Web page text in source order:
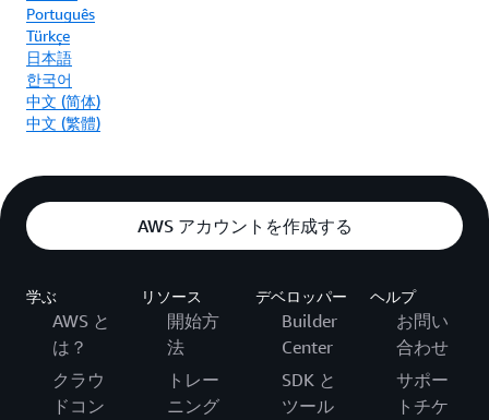
Português
Türkçe
日本語
한국어
中文 (简体)
中文 (繁體)
AWS アカウントを作成する
学ぶ
AWS と
は？
クラウ
ドコン
リソース
開始方
法
トレー
ニング
デベロッパー
Builder
Center
SDK と
ツール
ヘルプ
お問い
合わせ
サポー
トチケ